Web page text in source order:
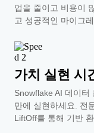
업을 줄이고 비용이
고 성공적인 마이그
가치 실현 시
Snowflake AI 데이터
만에 실현하세요. 전
LiftOff를 통해 기반